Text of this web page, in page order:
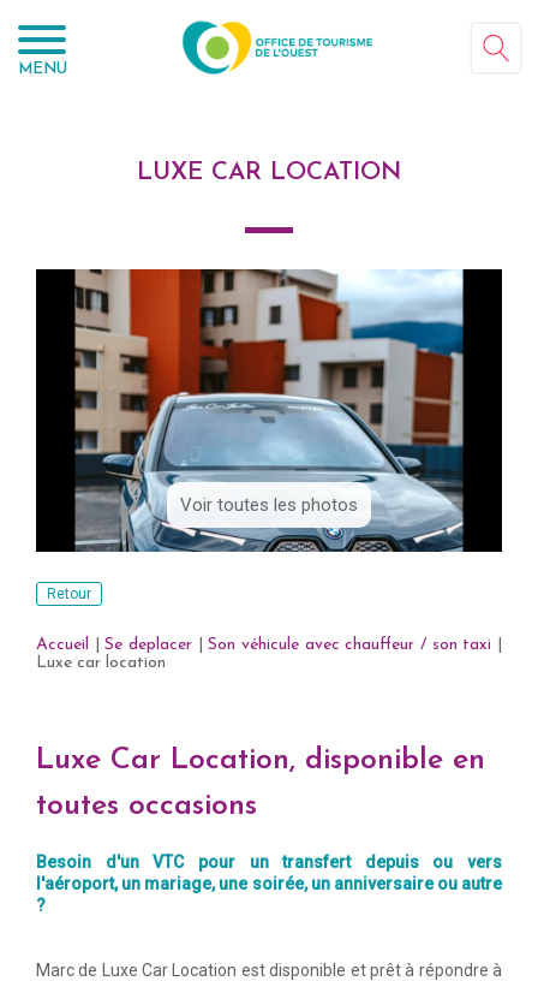
MENU
LUXE CAR LOCATION
Voir toutes les photos
Retour
Accueil |Se deplacer |Son véhicule avec chauffeur / son taxi
Luxe car location
Luxe Car Location, disponible en
toutes occasions
Besoin d'un VTC pour un transfert depuis ou vers
l'aéroport, un mariage, une soirée, un anniversaire ou autre
?
Marc de Luxe Car Location est disponible et prêt à répondre à